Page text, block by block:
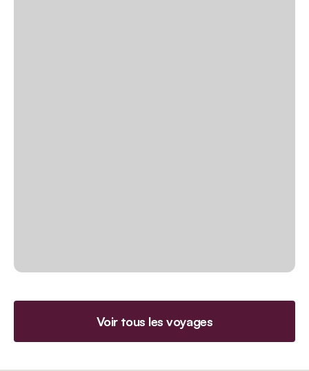
Voir tous les voyages